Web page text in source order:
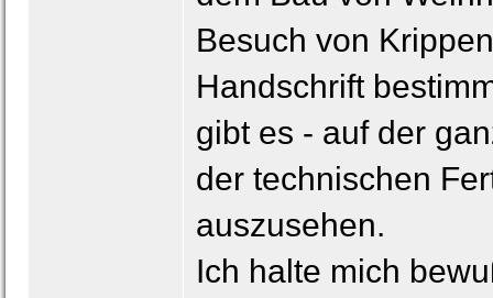
Besuch von
Handschrift
gibt es - auf der
der technischen
auszusehen.
Ich halte mich